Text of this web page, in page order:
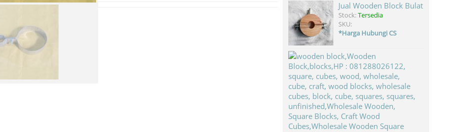
Jual Wooden Block Bulat
Stock:Tersedia
SKU:
*Harga Hubungi CS